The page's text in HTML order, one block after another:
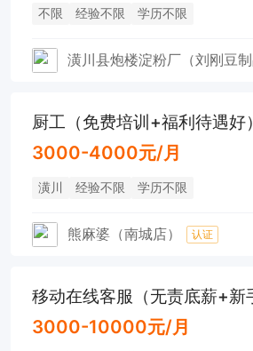
不限 经验不限 学历不限
厨工（免费培训+福利待遇好）
3000-4000元/月
潢川 经验不限 学历不限
熊麻婆（南城店） 认证
3000-10000元/月